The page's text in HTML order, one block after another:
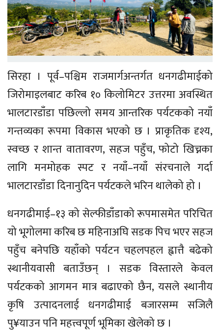
सिरहा । पूर्व–पश्चिम राजमार्गअन्तर्गत धनगढीमाईको
जिरोमाइलबाट करिब १० किलोमिटर उत्तरमा अवस्थित
भालटारडाँडा पछिल्लो समय आन्तरिक पर्यटकको नयाँ
गन्तव्यका रूपमा विकास भएको छ । प्राकृतिक दृश्य,
स्वच्छ र शान्त वातावरण, सहज पहुँच, फोटो खिच्नका
लागि मनमोहक स्पट र नयाँ–नयाँ संरचनाले गर्दा
भालटारडाँडा दिनानुदिन पर्यटकले भरिन थालेको हो ।
धनगढीमाई–१३ को सेल्फीडाँडाको रूपमासमेत परिचित
यो भूगोलमा करिब छ महिनाअघि सडक पिच भएर सहज
पहुँच बनेपछि यहाँको पर्यटन चहलपहल ह्वात्तै बढेको
स्थानीयवासी बताउँछन् । सडक विस्तारले केवल
पर्यटकको आगमन मात्र बढाएको छैन, यसले स्थानीय
कृषि उत्पादनलाई धनगढीमाई बजारसम्म सजिलै
पु¥याउन पनि महत्त्वपूर्ण भूमिका खेलेको छ ।